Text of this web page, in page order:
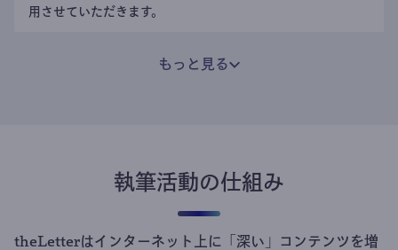
用させていただきます。
もっと見る
執筆活動の仕組み
theLetterはインターネット上に「深い」コンテンツを増